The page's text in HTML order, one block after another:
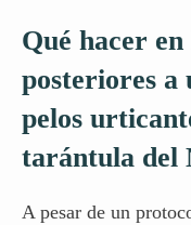
Qué hacer en
posteriores a
pelos
tarántula del
A pesar de un